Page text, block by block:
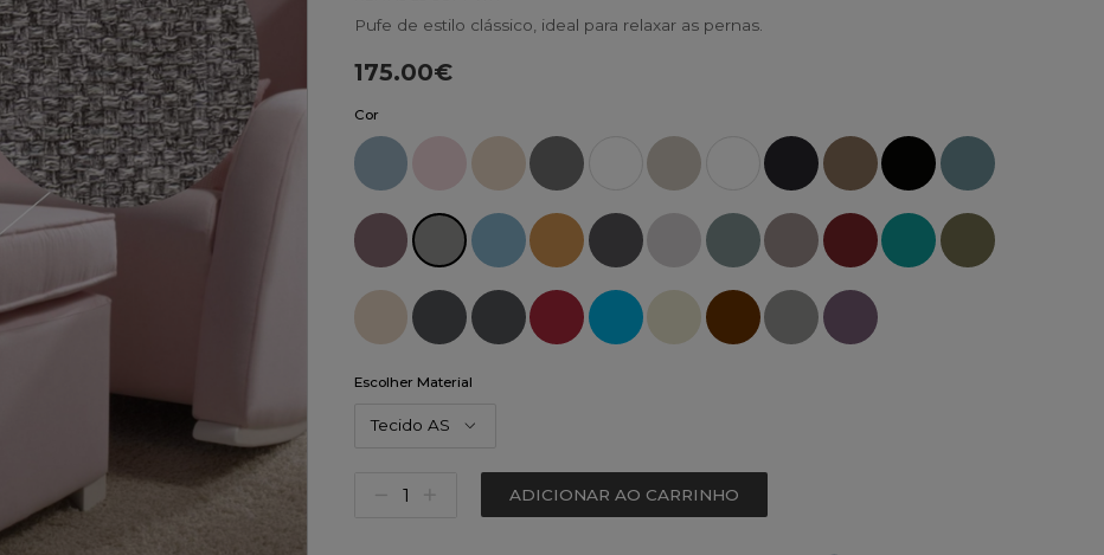
Pufe de estilo clássico, ideal para relaxar as pernas.
175.00€
Cor
Escolher Material
Tecido AS
ADICIONAR AO CARRINHO